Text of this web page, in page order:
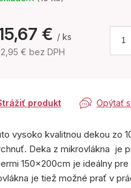
€ / ks
€ bez DPH
Opýtať
produkt
vysoko kvalitnou dekou zo
Deka z mikrovlákna je
150x200cm je ideálny
je tiež možné prať v